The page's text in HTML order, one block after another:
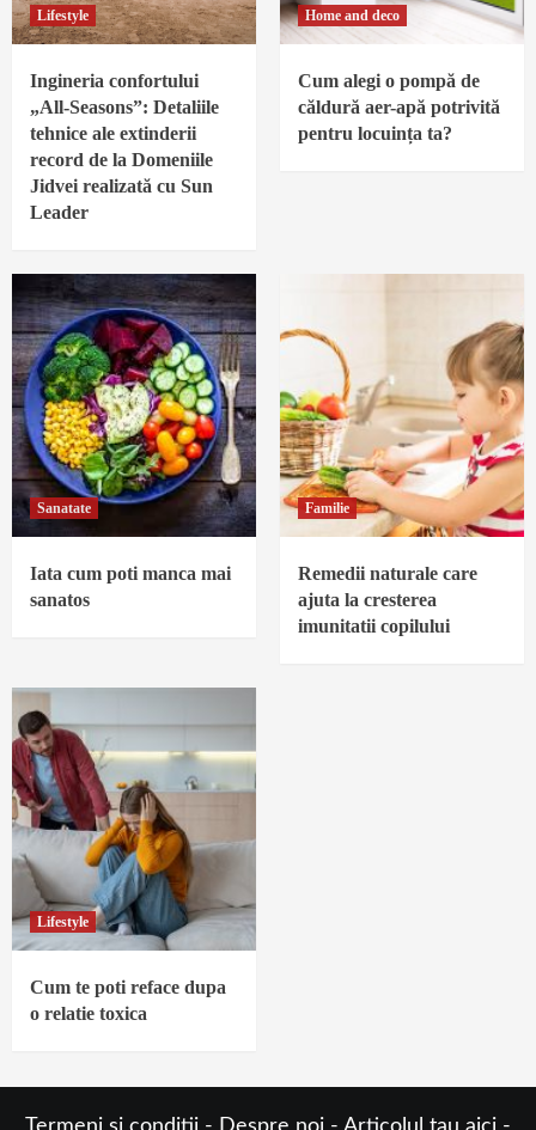
Lifestyle
Ingineria confortului
„All-Seasons”: Detaliile
tehnice ale extinderii
record de la Domeniile
Jidvei realizată cu Sun
Leader
Home and deco
Cum alegi o pompă de
căldură aer-apă potrivită
pentru locuința ta?
Sanatate
Iata cum poti manca mai
sanatos
Familie
Remedii naturale care
ajuta la cresterea
imunitatii copilului
Lifestyle
Cum te poti reface dupa
o relatie toxica